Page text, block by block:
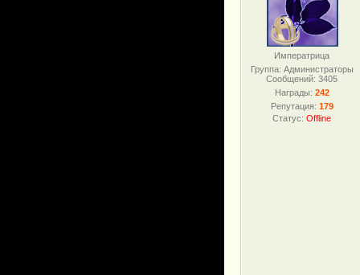
Императрица
Группа: Администраторы
Сообщений:3405
Награды: 242
Репутация: 179
Статус:Offline